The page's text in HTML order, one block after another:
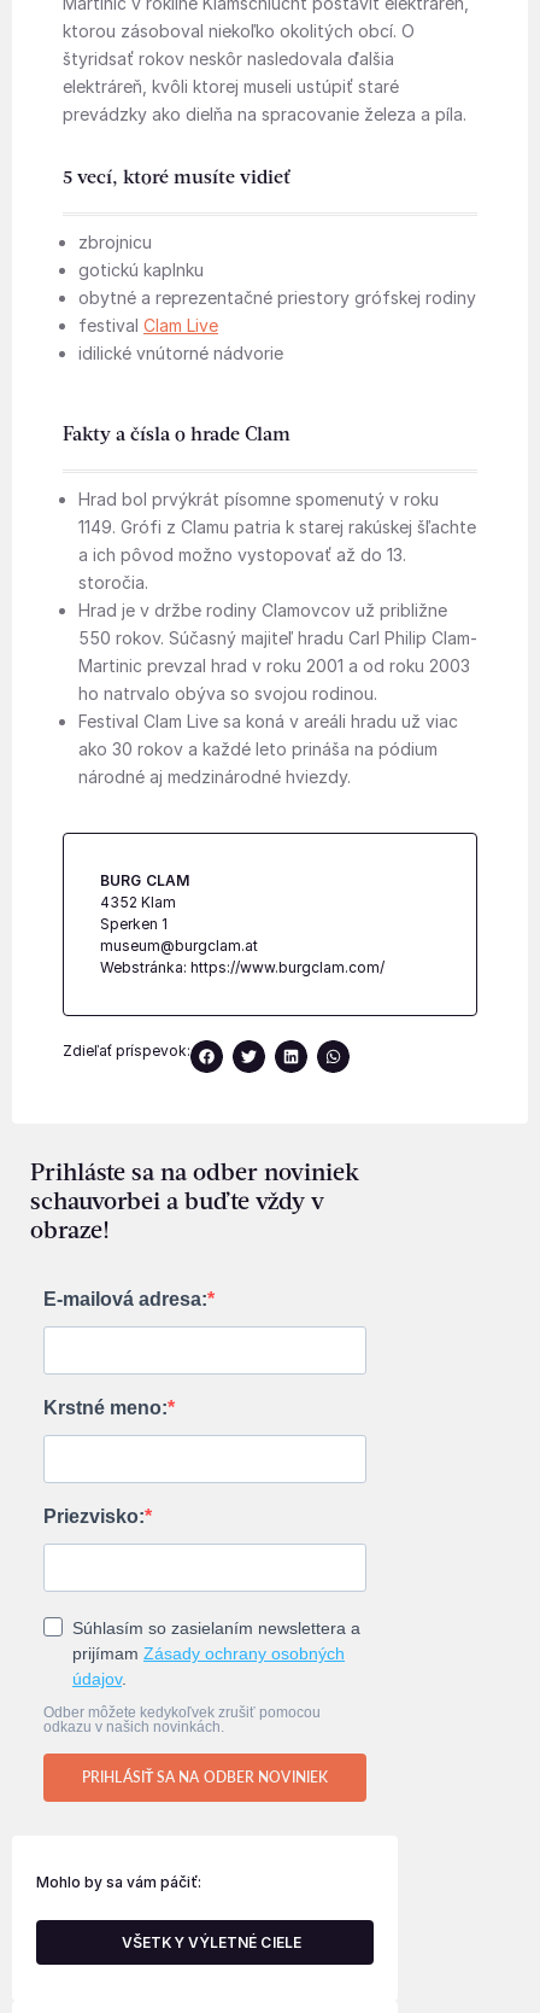
ktorou zásoboval niekoľko okolitých obcí. O
štyridsať rokov neskôr nasledovala ďalšia
elektráreň, kvôli ktorej museli ustúpiť staré
prevádzky ako dielňa na spracovanie železa a píla.
5 vecí, ktoré musíte vidieť
zbrojnicu
gotickú kaplnku
obytné a reprezentačné priestory grófskej rodiny
festival Clam Live
idilické vnútorné nádvorie
Fakty a čísla o hrade Clam
Hrad bol prvýkrát písomne spomenutý v roku
1149. Grófi z Clamu patria k starej rakúskej šľachte
a ich pôvod možno vystopovať až do 13.
storočia.
Hrad je v držbe rodiny Clamovcov už približne
550 rokov. Súčasný majiteľ hradu Carl Philip Clam-
Martinic prevzal hrad v roku 2001 a od roku 2003
ho natrvalo obýva so svojou rodinou.
Festival Clam Live sa koná v areáli hradu už viac
ako 30 rokov a každé leto prináša na pódium
národné aj medzinárodné hviezdy.
BURG CLAM
4352 Klam
Sperken 1
museum@burgclam.at
Webstránka: https://www.burgclam.com/
Zdieľať príspevok:
Prihláste sa na odber noviniek
schauvorbei a buďte vždy v
obraze!
E-mailová adresa:
Krstné meno:
Priezvisko:
Súhlasím so zasielaním newslettera a
prijímam Zásady ochrany osobných
údajov.
Odber môžete kedykoľvek zrušiť pomocou
odkazu v našich novinkách.
PRIHLÁSIŤ SA NA ODBER NOVINIEK
Mohlo by sa vám páčiť:
VŠETKY VÝLETNÉ CIELE